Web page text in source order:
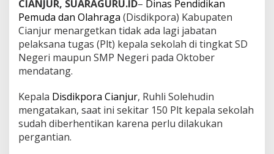
C
i
a
n
u
b
e
r
CIANJUR, SUARAGURU.ID– Dinas Pendidikan
Pemuda dan Olahraga (Disdikpora) Kabupaten
Cianjur menargetkan tidak ada lagi jabatan
pelaksana tugas (Plt) kepala sekolah di tingkat SD
Negeri maupun SMP Negeri pada Oktober
mendatang.
Kepala Disdikpora Cianjur, Ruhli Solehudin
mengatakan, saat ini sekitar 150 Plt kepala sekolah
sudah diberhentikan karena perlu dilakukan
pergantian.